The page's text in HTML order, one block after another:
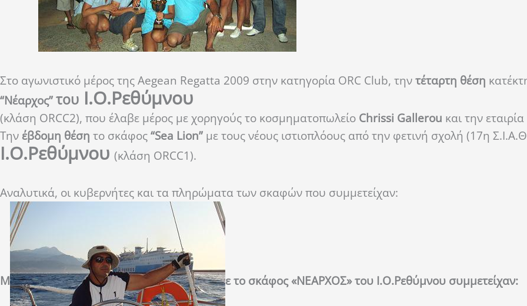
Στο αγωνιστικό μέρος της Aegean Regatta 2009 στην κατηγορία ORC Club, τηντέταρτη θέση
“Νέαρχος”του Ι.Ο.Ρεθύμνου
(κλάση ORCC2), που έλαβε μέρος με χορηγούς το κοσμηματοπωλείο Chrissi Gallerou και την εταιρία
Την έβδομη θέση το σκάφος“Sea Lion” με τους νέους ιστιοπλόους από την φετινή σχολή (17η
Ι.Ο.Ρεθύμνου (κλάση ORCC1).
Αναλυτικά, οι κυβερνήτες και τα πληρώματα των σκαφών που συμμετείχαν:
Μ ε το σκάφος «ΝΕΑΡΧΟΣ» του Ι.Ο.Ρεθύμνου συμμετείχαν: